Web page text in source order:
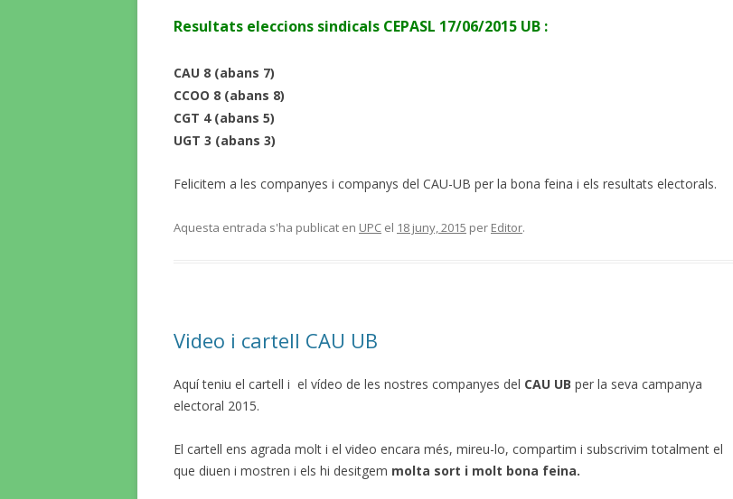
Resultats eleccions sindicals CEPASL 17/06/2015 UB :
CAU 8 (abans 7)
CCOO 8 (abans 8)
CGT 4 (abans 5)
UGT 3 (abans 3)
Felicitem a les companyes i companys del CAU-UB per la bona feina i els resultats electorals.
Aquesta entrada s'ha publicat en UPC el 18 juny, 2015 per Editor.
Video i cartell CAU UB
Aquí teniu el cartell i el vídeo de les nostres companyes del CAU UB per la seva campanya
electoral 2015.
El cartell ens agrada molt i el video encara més, mireu-lo, compartim i subscrivim totalment el
que diuen i mostren i els hi desitgem molta sort i molt bona feina.